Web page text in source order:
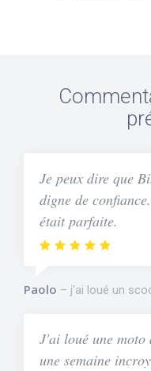
Je peux dire que
digne de
était parfaite.
Paolo j'ai loué un
J'ai loué une moto
une semaine